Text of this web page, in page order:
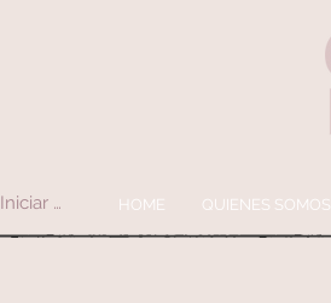
Iniciar sesión HOME QUIENES SOMOS